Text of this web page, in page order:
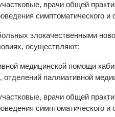
врачи общей
симптоматического
злокачественными
осуществляют:
медицинской помощи
паллиативной
врачи общей
симптоматического